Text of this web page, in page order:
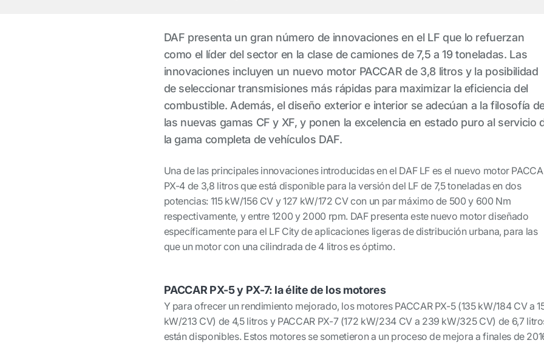
DAF presenta un gran número de innovaciones en el LF que lo refuerzan
como el líder del sector en la clase de camiones de 7,5 a 19 toneladas. Las
innovaciones incluyen un nuevo motor PACCAR de 3,8 litros y la posibilidad
de seleccionar transmisiones más rápidas para maximizar la eficiencia del
combustible. Además, el diseño exterior e interior se adecúan a la filosofía
las nuevas gamas CF y XF, y ponen la excelencia en estado puro al servicio
la gama completa de vehículos DAF.
Una de las principales innovaciones introducidas en el DAF LF es el nuevo motor
PX-4 de 3,8 litros que está disponible para la versión del LF de 7,5 toneladas en dos
potencias: 115 kW/156 CV y 127 kW/172 CV con un par máximo de 500 y 600 Nm
respectivamente, y entre 1200 y 2000 rpm. DAF presenta este nuevo motor diseñado
específicamente para el LF City de aplicaciones ligeras de distribución urbana, para las
que un motor con una cilindrada de 4 litros es óptimo.
PACCAR PX-5 y PX-7: la élite de los motores
Y para ofrecer un rendimiento mejorado, los motores PACCAR PX-5 (135 kW/184 CV a
kW/213 CV) de 4,5 litros y PACCAR PX-7 (172 kW/234 CV a 239 kW/325 CV) de 6,7
están disponibles. Estos motores se sometieron a un proceso de mejora a finales de